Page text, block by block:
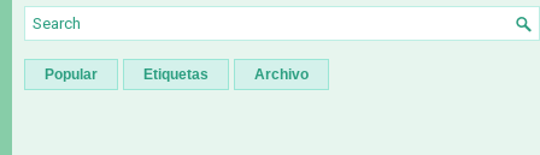
Popular Etiquetas Archivo